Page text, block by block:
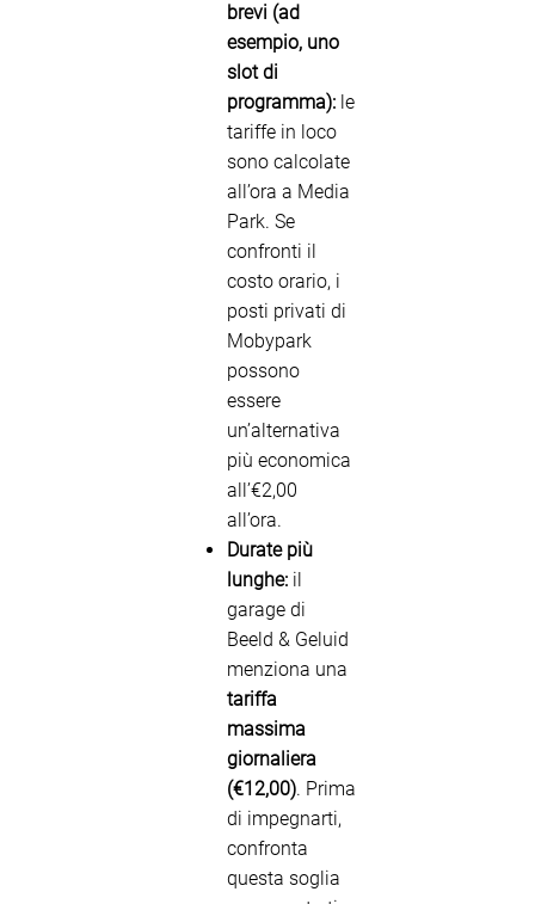
brevi (ad
esempio, uno
slot di
programma): le
tariffe in loco
sono calcolate
all’ora a Media
Park. Se
confronti il
costo orario, i
posti privati di
Mobypark
possono
essere
un’alternativa
più economica
all’€2,00
all’ora.
Durate più
lunghe: il
garage di
Beeld & Geluid
menziona una
tariffa
massima
giornaliera
(€12,00). Prima
di impegnarti,
confronta
questa soglia